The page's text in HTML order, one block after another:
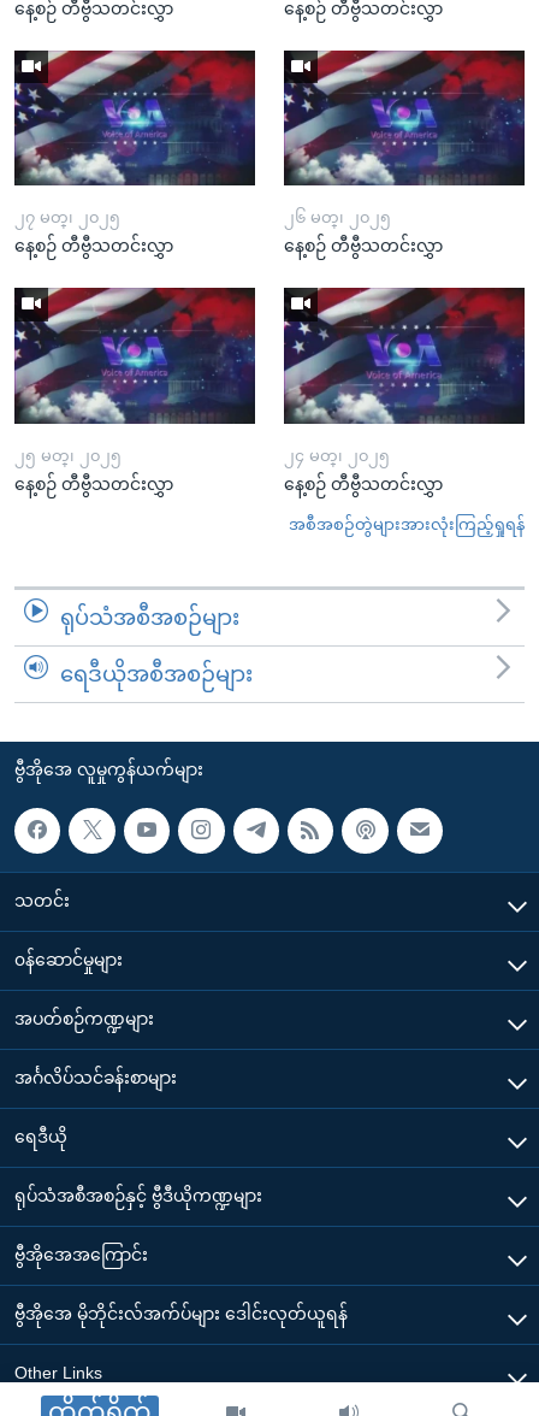
နေ့စဉ် တီဗွီသတင်းလွှာ နေ့စဉ် တီဗွီသတင်းလွှာ
၂၇ မတ္၊ ၂၀၂၅
နေ့စဉ် တီဗွီသတင်းလွှာ
၂၆ မတ္၊ ၂၀၂၅
နေ့စဉ် တီဗွီသတင်းလွှာ
၂၅ မတ္၊ ၂၀၂၅
နေ့စဉ် တီဗွီသတင်းလွှာ
၂၄ မတ္၊ ၂၀၂၅
နေ့စဉ် တီဗွီသတင်းလွှာ
အစီအစဉ်တွဲများအားလုံးကြည့်ရှုရန်
ရုပ်သံအစီအစဉ်များ
ရေဒီယိုအစီအစဉ်များ
ဗွီအိုအေ လူမှုကွန်ယက်များ
သတင်း
၀န်ဆောင်မှုများ
အပတ်စဉ်ကဏ္ဍများ
အင်္ဂလိပ်သင်ခန်းစာများ
ရေဒီယို
ရုပ်သံအစီအစဉ်နှင့် ဗွီဒီယိုကဏ္ဍများ
ဗွီအိုအေအကြောင်း
ဗွီအိုအေ မိုဘိုင်းလ်အက်ပ်များ ဒေါင်းလုတ်ယူရန်
Other Links